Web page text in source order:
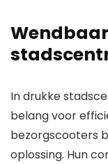
In drukke
belang voor
bezorgscooters
oplossing. Hun